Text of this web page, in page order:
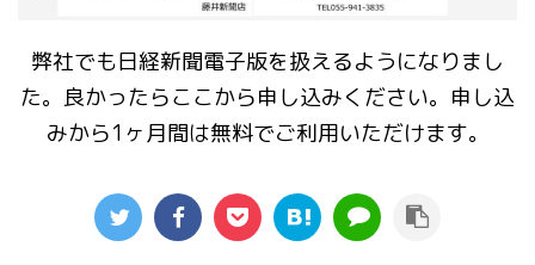
弊社でも日経新聞電子版を扱えるようになりまし
た。良かったらここから申し込みください。申し込
みから1ヶ月間は無料でご利用いただけます。